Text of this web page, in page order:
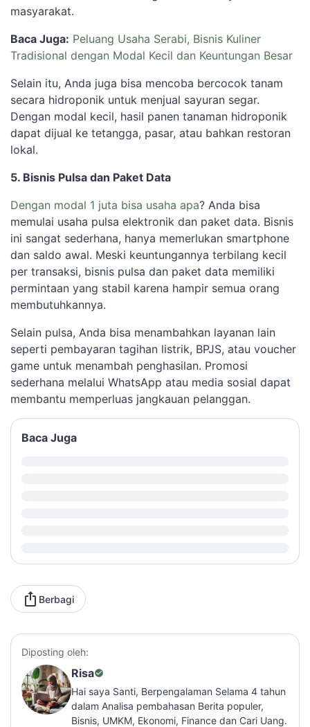
masyarakat.
Baca Juga: Peluang Usaha Serabi, Bisnis Kuliner
Tradisional dengan Modal Kecil dan Keuntungan Besar
Selain itu, Anda juga bisa mencoba bercocok tanam
secara hidroponik untuk menjual sayuran segar.
Dengan modal kecil, hasil panen tanaman hidroponik
dapat dijual ke tetangga, pasar, atau bahkan restoran
lokal.
5. Bisnis Pulsa dan Paket Data
Dengan modal 1 juta bisa usaha apa? Anda bisa
memulai usaha pulsa elektronik dan paket data. Bisnis
ini sangat sederhana, hanya memerlukan smartphone
dan saldo awal. Meski keuntungannya terbilang kecil
per transaksi, bisnis pulsa dan paket data memiliki
permintaan yang stabil karena hampir semua orang
membutuhkannya.
Selain pulsa, Anda bisa menambahkan layanan lain
seperti pembayaran tagihan listrik, BPJS, atau voucher
game untuk menambah penghasilan. Promosi
sederhana melalui WhatsApp atau media sosial dapat
membantu memperluas jangkauan pelanggan.
Baca Juga
Berbagi
Diposting oleh:
Risa
Hai saya Santi, Berpengalaman Selama 4 tahun
dalam Analisa pembahasan Berita populer,
Bisnis, UMKM, Ekonomi, Finance dan Cari Uang.